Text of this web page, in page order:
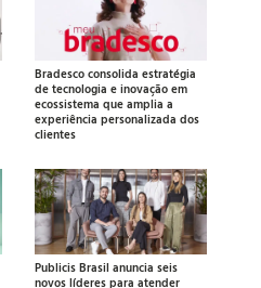
Bradesco consolida estratégia
de tecnologia e inovação em
ecossistema que amplia a
experiência personalizada dos
clientes
Publicis Brasil anuncia seis
novos líderes para atender